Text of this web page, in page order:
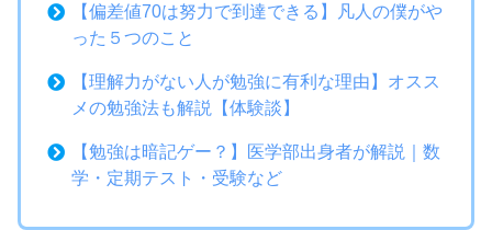
【偏差値70は努力で到達できる】凡人の僕がや
った５つのこと
【理解力がない人が勉強に有利な理由】オスス
メの勉強法も解説【体験談】
【勉強は暗記ゲー？】医学部出身者が解説｜数
学・定期テスト・受験など